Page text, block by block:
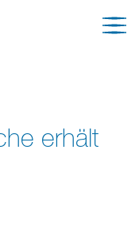
erhält